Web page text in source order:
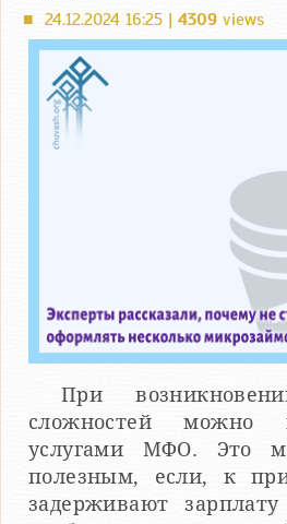
■ 24.12.2024 16:25 | 4309 views
При
сложностей можно
услугами МФО. Это
полезным, если, к
задерживают